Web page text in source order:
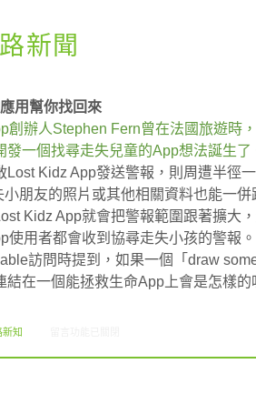
新聞
用幫你找回來
創辦人Stephen Fern曾在法國旅遊時
一個找尋走失兒童的App想法誕生了
Kidz App發送警報，則周遭半徑
朋友的照片或其他相關資料也能一併
Kidz App就會把警報範圍跟著擴大，
使用者都會收到協尋走失小孩的警報。
訪問時提到，如果一個「draw
結在一個能拯救生命App上會是怎樣的
新知